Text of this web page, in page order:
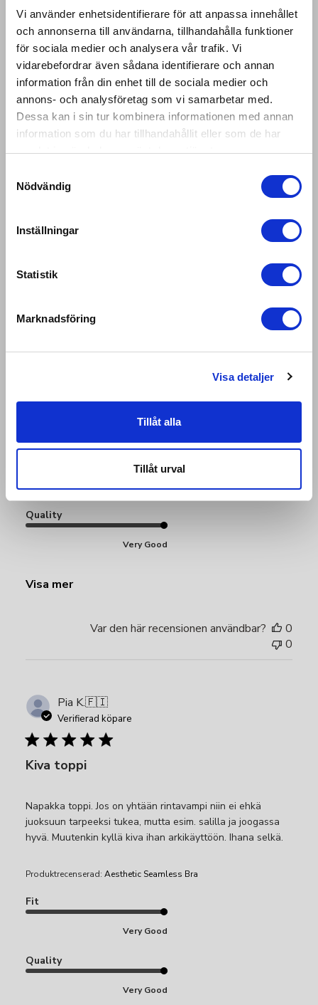
Vi använder enhetsidentifierare för att anpassa innehållet
och annonserna till användarna, tillhandahålla funktioner
för sociala medier och analysera vår trafik. Vi
vidarebefordrar även sådana identifierare och annan
information från din enhet till de sociala medier och
annons- och analysföretag som vi samarbetar med.
Dessa kan i sin tur kombinera informationen med annan
information som du har tillhandahållit eller som de har
samlat in när du har använt deras tjänster.
Nödvändig
Inställningar
Statistik
Marknadsföring
Visa detaljer
Tillåt alla
Tillåt urval
Quality
Very Good
Visa mer
Var den här recensionen användbar?
0
Verifierad köpare
En favorit-topp! Har den i svart också. Bra stadig
styrketräning, hiit-pass och raska promenader. Har 75 D i
Aesthetic Seamless Bra
Quality
Very Good
Visa mer
Var den här recensionen användbar?
0
0
Pia K.🇫🇮
Verifierad köpare
Kiva toppi
Napakka toppi. Jos on yhtään rintavampi niin ei ehkä
juoksuun tarpeeksi tukea, mutta esim. salilla ja joogassa
hyvä. Muutenkin kyllä kiva ihan arkikäyttöön. Ihana selkä.
Produktrecenserad: Aesthetic Seamless Bra
Fit
Very Good
Quality
Very Good
Hi there!
CHOOSE YOUR LOCATION
select a country below.